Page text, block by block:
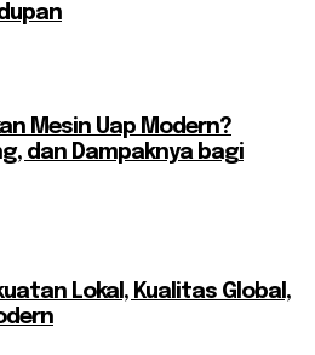
Mesin Uap Modern?
dan Dampaknya bagi
Lokal, Kualitas Global,